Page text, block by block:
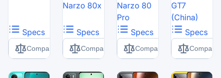
Specs
Comparer
Narzo 80x
Specs
Comparer
Narzo 80
Pro
Specs
Comparer
GT7
(China)
Specs
Comparer